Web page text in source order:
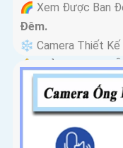
🌈 Xem Được Ban
Ðêm.
❄ Camera Thiết Kế
️🔔 Khả Năng :Thu